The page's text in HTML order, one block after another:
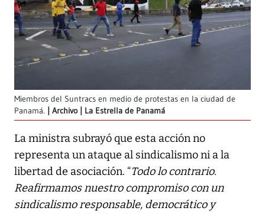
Miembros del Suntracs en medio de protestas en la ciudad de
Panamá.
Archivo | La Estrella de Panamá
La ministra subrayó que esta acción no
representa un ataque al sindicalismo ni a la
libertad de asociación. “Todo lo contrario.
Reafirmamos nuestro compromiso con un
sindicalismo responsable, democrático y